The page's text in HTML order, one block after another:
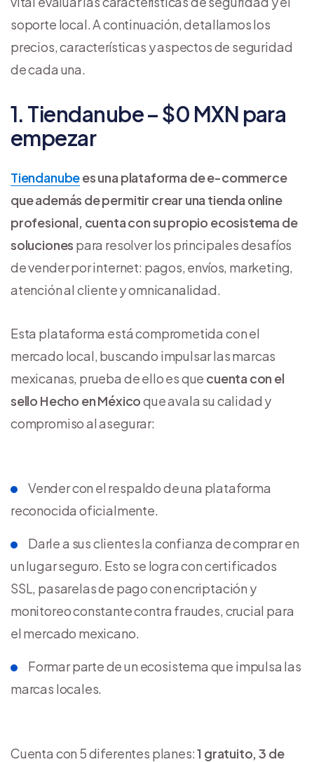
soporte local. A continuación, detallamos los
precios, características y aspectos de seguridad
de cada una.
1. Tiendanube – $0 MXN para
empezar
Tiendanubees una plataforma de e-commerce
que además de permitir crear una tienda online
profesional, cuenta con su propio ecosistema de
soluciones para resolver los principales desafíos
de vender por internet: pagos, envíos, marketing,
atención al cliente y omnicanalidad.
Esta plataforma está comprometida con el
mercado local, buscando impulsar las marcas
mexicanas, prueba de ello es que cuenta con el
sello Hecho en Méxicoque avala su calidad y
compromiso al asegurar:
Vender con el respaldo de una plataforma
reconocida oficialmente.
Darle a sus clientes la confianza de comprar en
un lugar seguro. Esto se logra con certificados
SSL, pasarelas de pago con encriptación y
monitoreo constante contra fraudes, crucial para
el mercado mexicano.
Formar parte de un ecosistema que impulsa las
marcas locales.
Cuenta con 5 diferentes planes:1 gratuito, 3 de